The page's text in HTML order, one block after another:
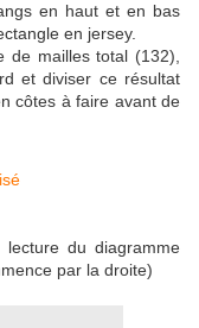
en haut et en bas
en jersey.
de mailles total (132),
et diviser ce résultat
côtes à faire avant de
du diagramme
par la droite)